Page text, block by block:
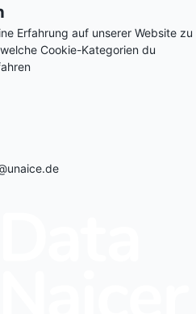
Erfahrung auf unserer Website zu
Cookie-Kategorien du